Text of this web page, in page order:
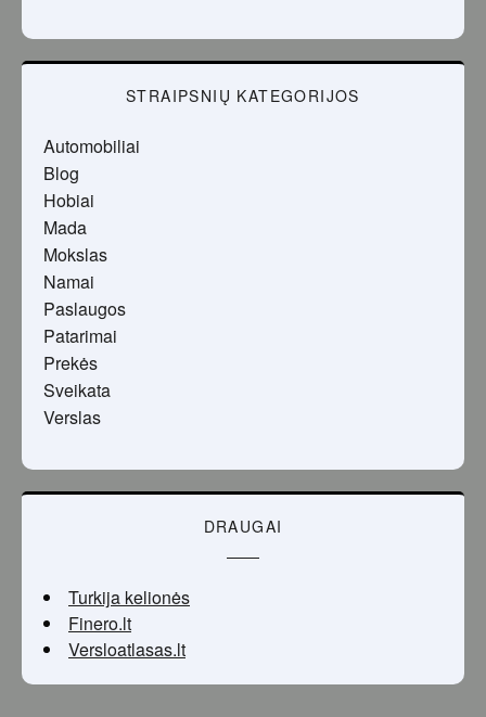
STRAIPSNIŲ KATEGORIJOS
Automobiliai
Blog
Hobiai
Mada
Mokslas
Namai
Paslaugos
Patarimai
Prekės
Sveikata
Verslas
DRAUGAI
Turkija kelionės
Finero.lt
Versloatlasas.lt